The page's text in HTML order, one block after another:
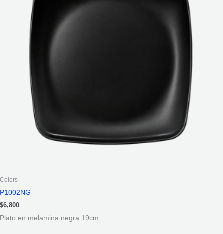
Colors
P1002NG
$6,800
Plato en melamina negra 19cm.